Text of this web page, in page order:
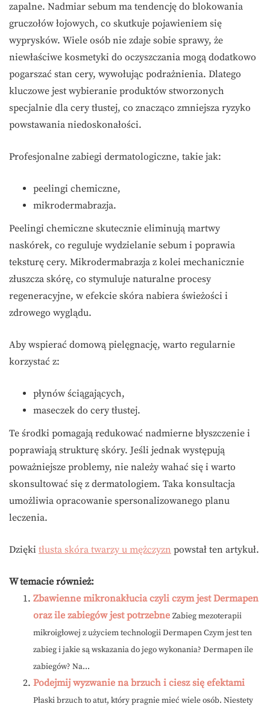
zapalne. Nadmiar sebum ma tendencję do blokowania
gruczołów łojowych, co skutkuje pojawieniem się
wyprysków. Wiele osób nie zdaje sobie sprawy, że
niewłaściwe kosmetyki do oczyszczania mogą dodatkowo
pogarszać stan cery, wywołując podrażnienia. Dlatego
kluczowe jest wybieranie produktów stworzonych
specjalnie dla cery tłustej, co znacząco zmniejsza ryzyko
powstawania niedoskonałości.
Profesjonalne zabiegi dermatologiczne, takie jak:
peelingi chemiczne,
mikrodermabrazja.
Peelingi chemiczne skutecznie eliminują martwy
naskórek, co reguluje wydzielanie sebum i poprawia
teksturę cery. Mikrodermabrazja z kolei mechanicznie
złuszcza skórę, co stymuluje naturalne procesy
regeneracyjne, w efekcie skóra nabiera świeżości i
zdrowego wyglądu.
Aby wspierać domową pielęgnację, warto regularnie
korzystać z:
płynów ściągających,
maseczek do cery tłustej.
Te środki pomagają redukować nadmierne błyszczenie i
poprawiają strukturę skóry. Jeśli jednak występują
poważniejsze problemy, nie należy wahać się i warto
skonsultować się z dermatologiem. Taka konsultacja
umożliwia opracowanie spersonalizowanego planu
leczenia.
Dzięki tłusta skóra twarzy u mężczyzn powstał ten artykuł.
W temacie również:
Zbawienne mikronakłucia czyli czym jest Dermapen
oraz ile zabiegów jest potrzebne Zabieg mezoterapii
mikroigłowej z użyciem technologii Dermapen Czym jest ten
zabieg i jakie są wskazania do jego wykonania? Dermapen ile
zabiegów? Na...
Podejmij wyzwanie na brzuch i ciesz się efektami
Płaski brzuch to atut, który pragnie mieć wiele osób. Niestety